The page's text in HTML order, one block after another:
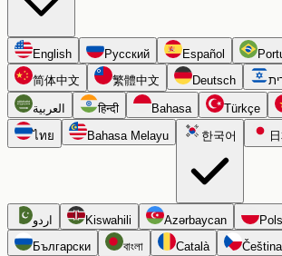
English Русский Español
简体中文
繁體中文 Deutsch
العربية हिन्दी Bahasa Türkçe
ไทย
Bahasa Melayu 한국어
اردو Kiswahili Azərbaycan
Български
বাংলা Català Čeština